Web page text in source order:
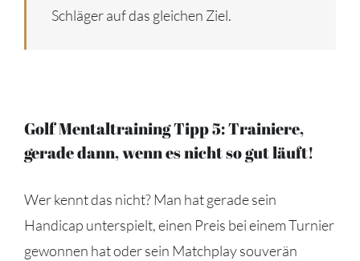
Schläger auf das gleichen Ziel.
Golf Mentaltraining Tipp 5: Trainiere,
gerade dann, wenn es nicht so gut läuft!
Wer kennt das nicht? Man hat gerade sein
Handicap unterspielt, einen Preis bei einem Turnier
gewonnen hat oder sein Matchplay souverän